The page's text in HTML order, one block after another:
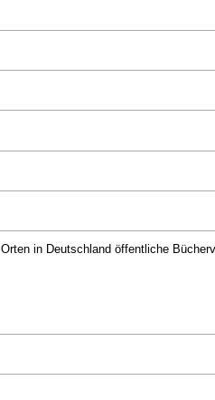
in Deutschland öffentliche